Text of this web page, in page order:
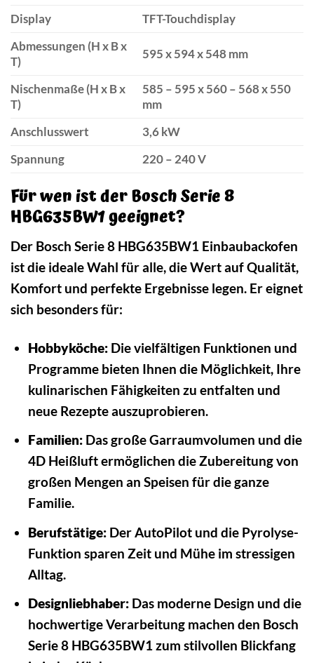
Display
TFT-Touchdisplay
Abmessungen (H x B x
T)
595 x 594 x 548 mm
Nischenmaße (H x B x
T)
585 – 595 x 560 – 568 x 550
mm
Anschlusswert
3,6 kW
Spannung
220 – 240 V
Für wen ist der Bosch Serie 8
HBG635BW1 geeignet?
Der Bosch Serie 8 HBG635BW1 Einbaubackofen
ist die ideale Wahl für alle, die Wert auf Qualität,
Komfort und perfekte Ergebnisse legen. Er eignet
sich besonders für:
Hobbyköche:Die vielfältigen Funktionen und
Programme bieten Ihnen die Möglichkeit, Ihre
kulinarischen Fähigkeiten zu entfalten und
neue Rezepte auszuprobieren.
Familien:Das große Garraumvolumen und die
4D Heißluft ermöglichen die Zubereitung von
großen Mengen an Speisen für die ganze
Familie.
Berufstätige:Der AutoPilot und die Pyrolyse-
Funktion sparen Zeit und Mühe im stressigen
Alltag.
Designliebhaber:Das moderne Design und die
hochwertige Verarbeitung machen den Bosch
Serie 8 HBG635BW1 zum stilvollen Blickfang